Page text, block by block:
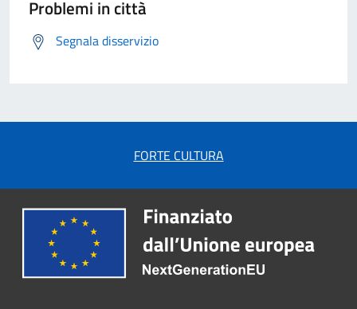
Problemi in città
Segnala disservizio
FORTE CULTURA